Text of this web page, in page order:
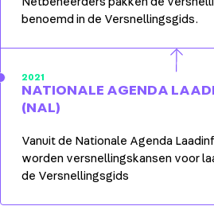
benoemd in de Versnellingsgids.
2021
NATIONALE AGENDA
(NAL)
Vanuit de Nationale Agenda
worden versnellingskansen voor
de Versnellingsgids